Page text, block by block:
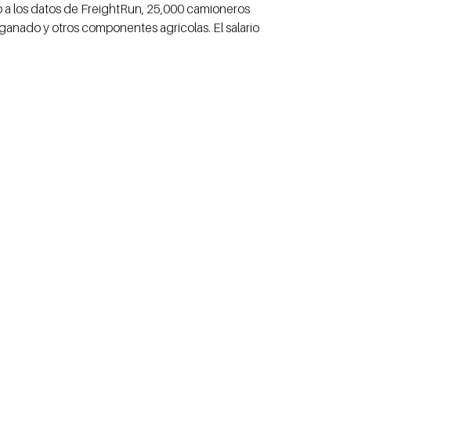
a los datos de FreightRun, 25,000 camioneros
y otros componentes agrícolas. El salario